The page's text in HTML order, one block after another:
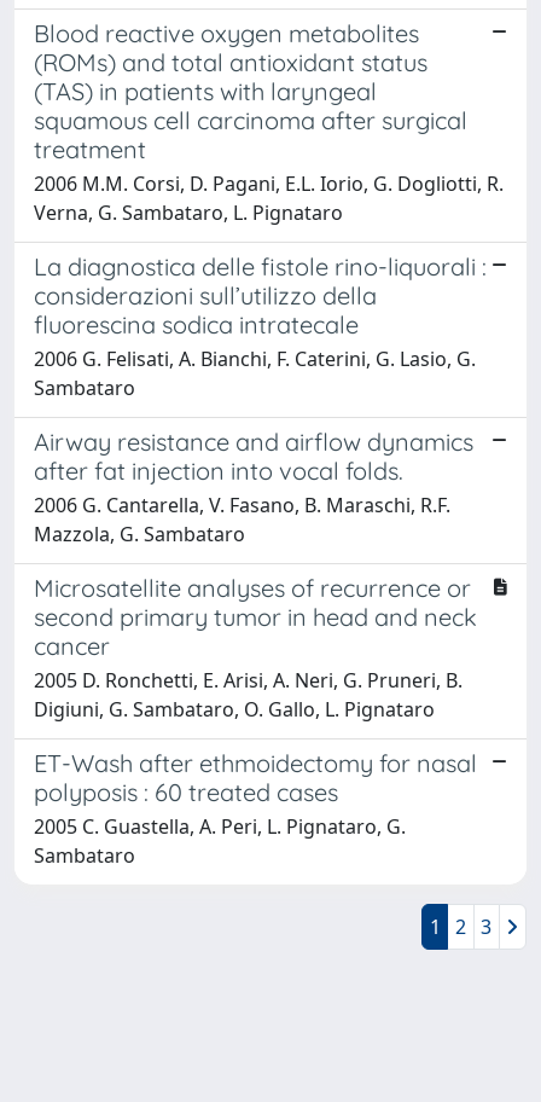
Blood reactive oxygen metabolites
(ROMs) and total antioxidant status
(TAS) in patients with laryngeal
squamous cell carcinoma after surgical
treatment
2006 M.M. Corsi, D. Pagani, E.L. Iorio, G. Dogliotti, R.
Verna, G. Sambataro, L. Pignataro
La diagnostica delle fistole rino-liquorali :
considerazioni sull’utilizzo della
fluorescina sodica intratecale
2006 G. Felisati, A. Bianchi, F. Caterini, G. Lasio, G.
Sambataro
Airway resistance and airflow dynamics
after fat injection into vocal folds.
2006 G. Cantarella, V. Fasano, B. Maraschi, R.F.
Mazzola, G. Sambataro
Microsatellite analyses of recurrence or
second primary tumor in head and neck
cancer
2005 D. Ronchetti, E. Arisi, A. Neri, G. Pruneri, B.
Digiuni, G. Sambataro, O. Gallo, L. Pignataro
ET-Wash after ethmoidectomy for nasal
polyposis : 60 treated cases
2005 C. Guastella, A. Peri, L. Pignataro, G.
Sambataro
1 2 3